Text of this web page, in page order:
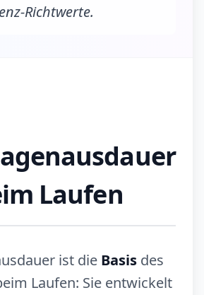
Richtwerte.
Laufen
ist die Basis des
Laufen: Sie entwickelt